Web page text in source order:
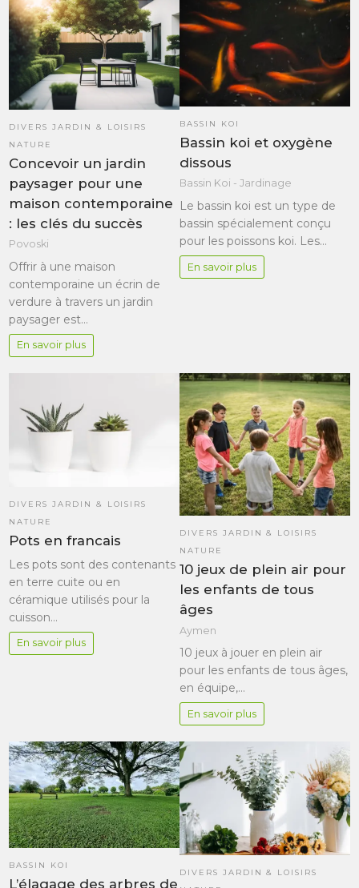
DIVERS JARDIN & LOISIRS
NATURE
Concevoir un jardin
paysager pour une
maison contemporaine
: les clés du succès
Povoski
Offrir à une maison
contemporaine un écrin de
verdure à travers un jardin
paysager est…
En savoir plus
BASSIN KOI
Bassin koi et oxygène
dissous
Bassin Koi - Jardinage
Le bassin koi est un type de
bassin spécialement conçu
pour les poissons koi. Les…
En savoir plus
DIVERS JARDIN & LOISIRS
NATURE
Pots en francais
Les pots sont des contenants
en terre cuite ou en
céramique utilisés pour la
cuisson…
En savoir plus
DIVERS JARDIN & LOISIRS
NATURE
10 jeux de plein air pour
les enfants de tous
âges
Aymen
10 jeux à jouer en plein air
pour les enfants de tous âges,
en équipe,…
En savoir plus
BASSIN KOI
L’élagage des arbres de
DIVERS JARDIN & LOISIRS